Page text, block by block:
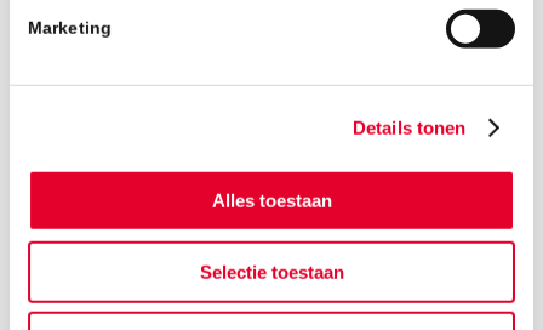
Marketing
Details tonen
Alles toestaan
Selectie toestaan
Terug naar het nieuwsoverzicht